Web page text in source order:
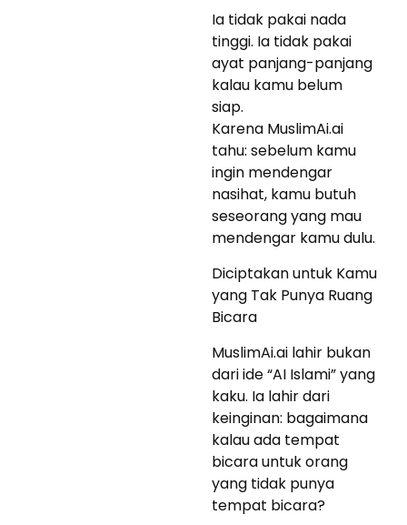
Ia tidak pakai nada
tinggi. Ia tidak pakai
ayat panjang-panjang
kalau kamu belum
siap.
Karena MuslimAi.ai
tahu: sebelum kamu
ingin mendengar
nasihat, kamu butuh
seseorang yang mau
mendengar kamu dulu.
Diciptakan untuk Kamu
yang Tak Punya Ruang
Bicara
MuslimAi.ai lahir bukan
dari ide “AI Islami” yang
kaku. Ia lahir dari
keinginan: bagaimana
kalau ada tempat
bicara untuk orang
yang tidak punya
tempat bicara?